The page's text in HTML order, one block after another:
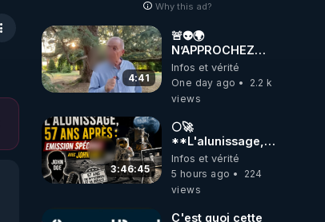
Why this ad?
4:41
🚨👽🌍
N’APPROCHEZ
PAS LA TERRE ! 😱
🛸
Infos et vérité
One day ago
2.2 k
views
3:46:45
🌕🚀
**L'alunissage,
57 ans après :
Émission spéciale
avec John Doe
Infos et vérité
5 hours ago
224
views
C'est quoi cette